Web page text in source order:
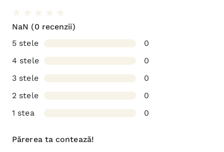
NaN (0 recenzii)
5 stele
0
4 stele
0
3 stele
0
2 stele
0
1 stea
0
Părerea ta contează!